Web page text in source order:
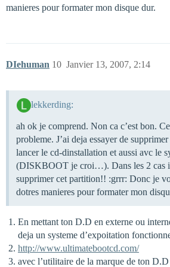
manieres pour formater mon disque dur.
DIehuman Janvier 13, 2007, 2:14
10
lekkerding:
ah ok je comprend. Non ca c’est bon.
probleme. J’ai deja essayer de
lancer le cd-dinstallation et aussi avc le
(DISKBOOT je croi…). Dans les 2 cas
supprimer cet partition!! :grrr: Donc je
dotres manieres pour formater mon
En mettant ton D.D en externe ou
deja un systeme d’expoitation
http://www.ultimatebootcd.com/
avec l’utilitaire de la marque de ton